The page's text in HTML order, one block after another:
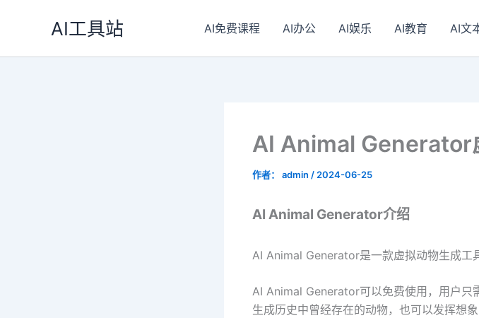
AI工具站 AI免费课程 AI办公 AI娱乐 AI教育 AI文
AI Animal Generator
作者： admin / 2024-06-25
AI Animal Generator介绍
AI Animal Generator是一款虚拟动物生成工
AI Animal Generator可以免费使用，用户只
生成历史中曾经存在的动物，也可以发挥想